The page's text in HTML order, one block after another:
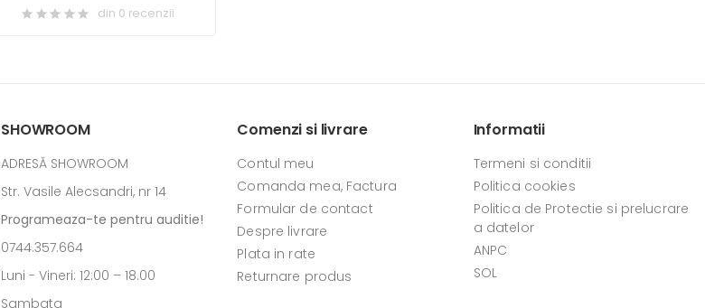
din 0 recenzii
SHOWROOM
ADRESĂ SHOWROOM
Str. Vasile Alecsandri, nr 14
Programeaza-te pentru auditie!
0744.357.664
Luni - Vineri: 12:00 – 18.00
Sambata
Comenzi si livrare
Contul meu
Comanda mea, Factura
Formular de contact
Despre livrare
Plata in rate
Returnare produs
Informatii
Termeni si conditii
Politica cookies
Politica de Protectie si prelucrare
a datelor
ANPC
SOL